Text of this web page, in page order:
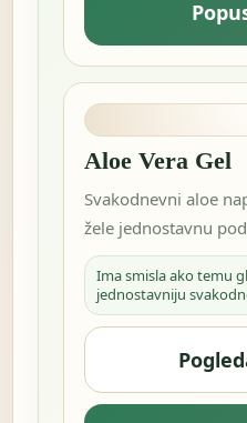
Aloe Vera Gel
Svakodnevni aloe
žele jednostavnu
Ima smisla ako temu
jednostavniju